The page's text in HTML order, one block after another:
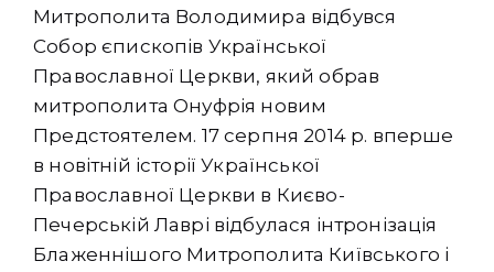
Митрополита Володимира відбувся
Собор єпископів Української
Православної Церкви, який обрав
митрополита Онуфрія новим
Предстоятелем. 17 серпня 2014 р. вперше
в новітній історії Української
Православної Церкви в Києво-
Печерській Лаврі відбулася інтронізація
Блаженнішого Митрополита Київського і